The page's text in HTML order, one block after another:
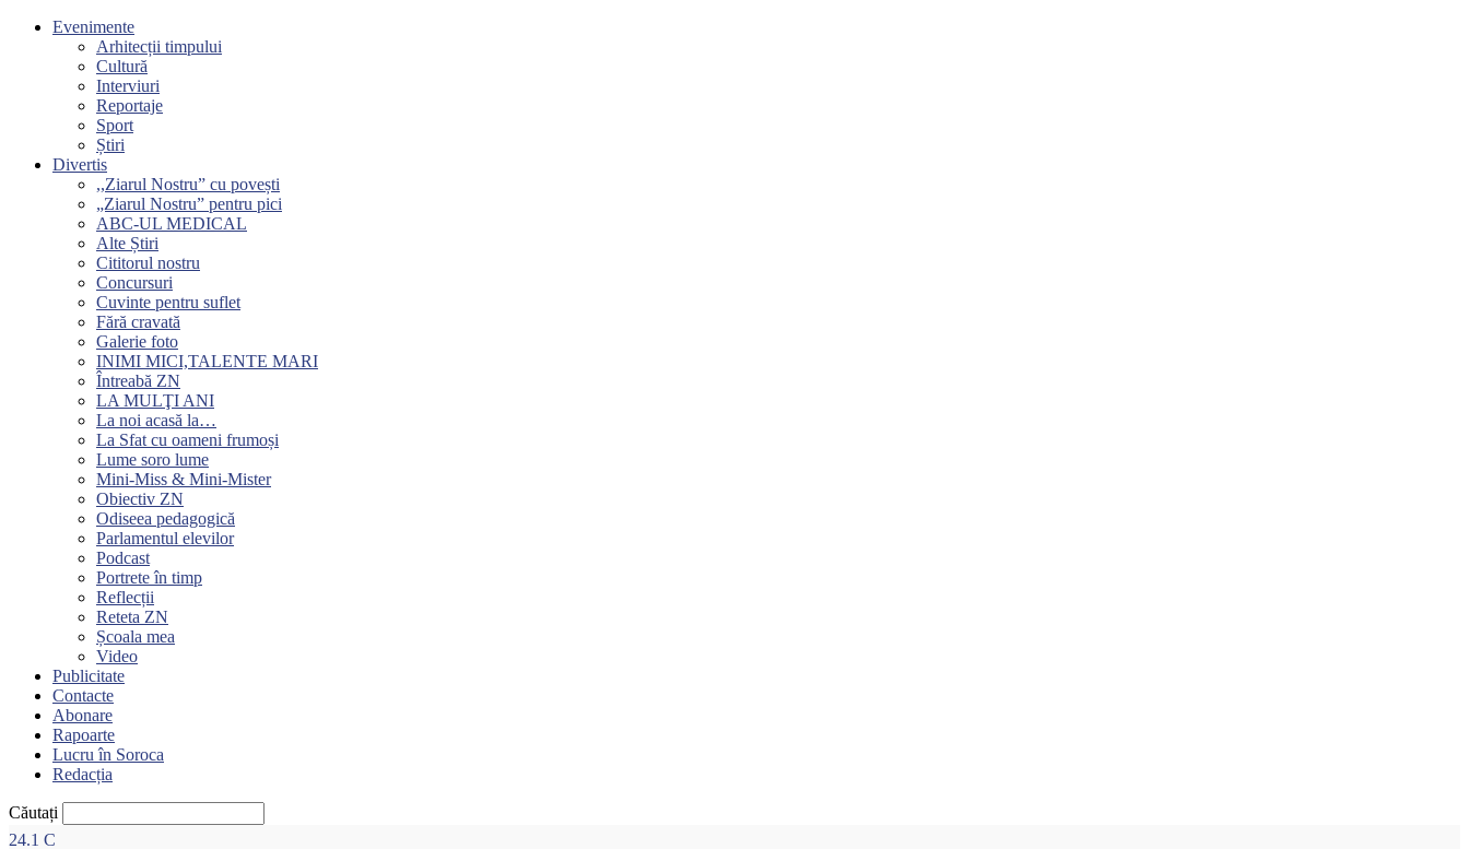
Evenimente
Arhitecții timpului
Cultură
Interviuri
Reportaje
Sport
Știri
Divertis
,,Ziarul Nostru” cu povești
„Ziarul Nostru” pentru pici
ABC-UL MEDICAL
Alte Știri
Cititorul nostru
Concursuri
Cuvinte pentru suflet
Fără cravată
Galerie foto
INIMI MICI,TALENTE MARI
Întreabă ZN
LA MULŢI ANI
La noi acasă la…
La Sfat cu oameni frumoși
Lume soro lume
Mini-Miss & Mini-Mister
Obiectiv ZN
Odiseea pedagogică
Parlamentul elevilor
Podcast
Portrete în timp
Reflecții
Reteta ZN
Școala mea
Video
Publicitate
Contacte
Abonare
Rapoarte
Lucru în Soroca
Redacția
Căutați
24.1 C